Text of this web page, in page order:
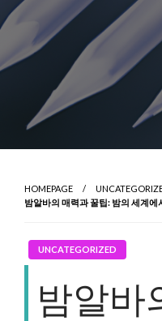
HOMEPAGE
밤알바의 매력과 꿀팁: 밤의 세계
UNCATEGORIZED
밤알바